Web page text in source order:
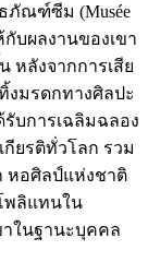
ธภัณฑ์ซีม (Musée
กับผลงานของเขา
หลังจากการเสีย
งมรดกทางศิลปะ
รับการเฉลิมฉลอง
ยรติทั่วโลก รวม
หอศิลป์แห่งชาติ
พลิแทนใน
าในฐานะบุคคล